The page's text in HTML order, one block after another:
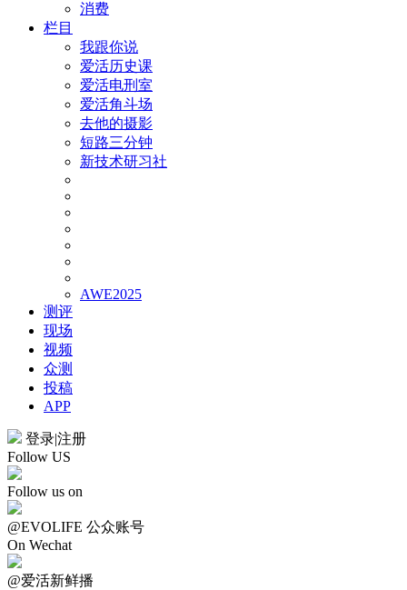
消费
栏目
我跟你说
爱活历史课
爱活电刑室
爱活角斗场
去他的摄影
短路三分钟
新技术研习社
AWE2025
测评
现场
视频
众测
投稿
APP
登录|注册
Follow US
Follow us on
@EVOLIFE 公众账号
On Wechat
@爱活新鲜播